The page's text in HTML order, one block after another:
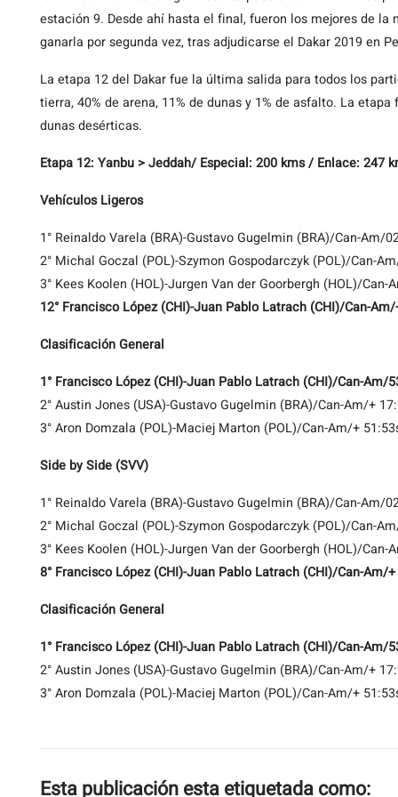
estación 9. Desde ahí hasta el final, fueron los mejores de
ganarla por segunda vez, tras adjudicarse el Dakar 2019 en
La etapa 12 del Dakar fue la última salida para todos los
tierra, 40% de arena, 11% de dunas y 1% de asfalto. La
dunas desérticas.
Etapa 12: Yanbu > Jeddah/ Especial: 200 kms / Enlace: 247
Vehículos Ligeros
1° Reinaldo Varela (BRA)-Gustavo Gugelmin (BRA)/Can-Am/
2° Michal Goczal (POL)-Szymon Gospodarczyk (POL)/Can-
3° Kees Koolen (HOL)-Jurgen Van der Goorbergh (HOL)/Can-
12° Francisco López (CHI)-Juan Pablo Latrach (CHI)/Can-
Clasificación General
1° Francisco López (CHI)-Juan Pablo Latrach (CHI)/Can-Am/
2° Austin Jones (USA)-Gustavo Gugelmin (BRA)/Can-Am/+
3° Aron Domzala (POL)-Maciej Marton (POL)/Can-Am/+
Side by Side (SVV)
1° Reinaldo Varela (BRA)-Gustavo Gugelmin (BRA)/Can-Am/
2° Michal Goczal (POL)-Szymon Gospodarczyk (POL)/Can-
3° Kees Koolen (HOL)-Jurgen Van der Goorbergh (HOL)/Can-
8° Francisco López (CHI)-Juan Pablo Latrach (CHI)/Can-Am/
Clasificación General
1° Francisco López (CHI)-Juan Pablo Latrach (CHI)/Can-Am/
2° Austin Jones (USA)-Gustavo Gugelmin (BRA)/Can-Am/+
3° Aron Domzala (POL)-Maciej Marton (POL)/Can-Am/+
Esta publicación esta etiquetada como: